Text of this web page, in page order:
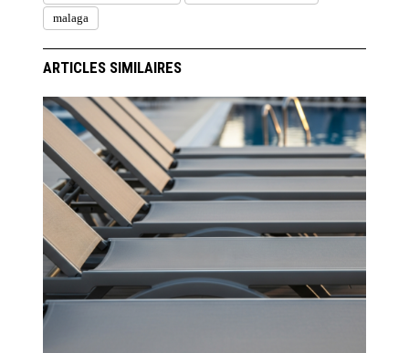
malaga
ARTICLES SIMILAIRES